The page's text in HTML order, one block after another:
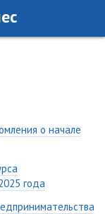
о начале
года